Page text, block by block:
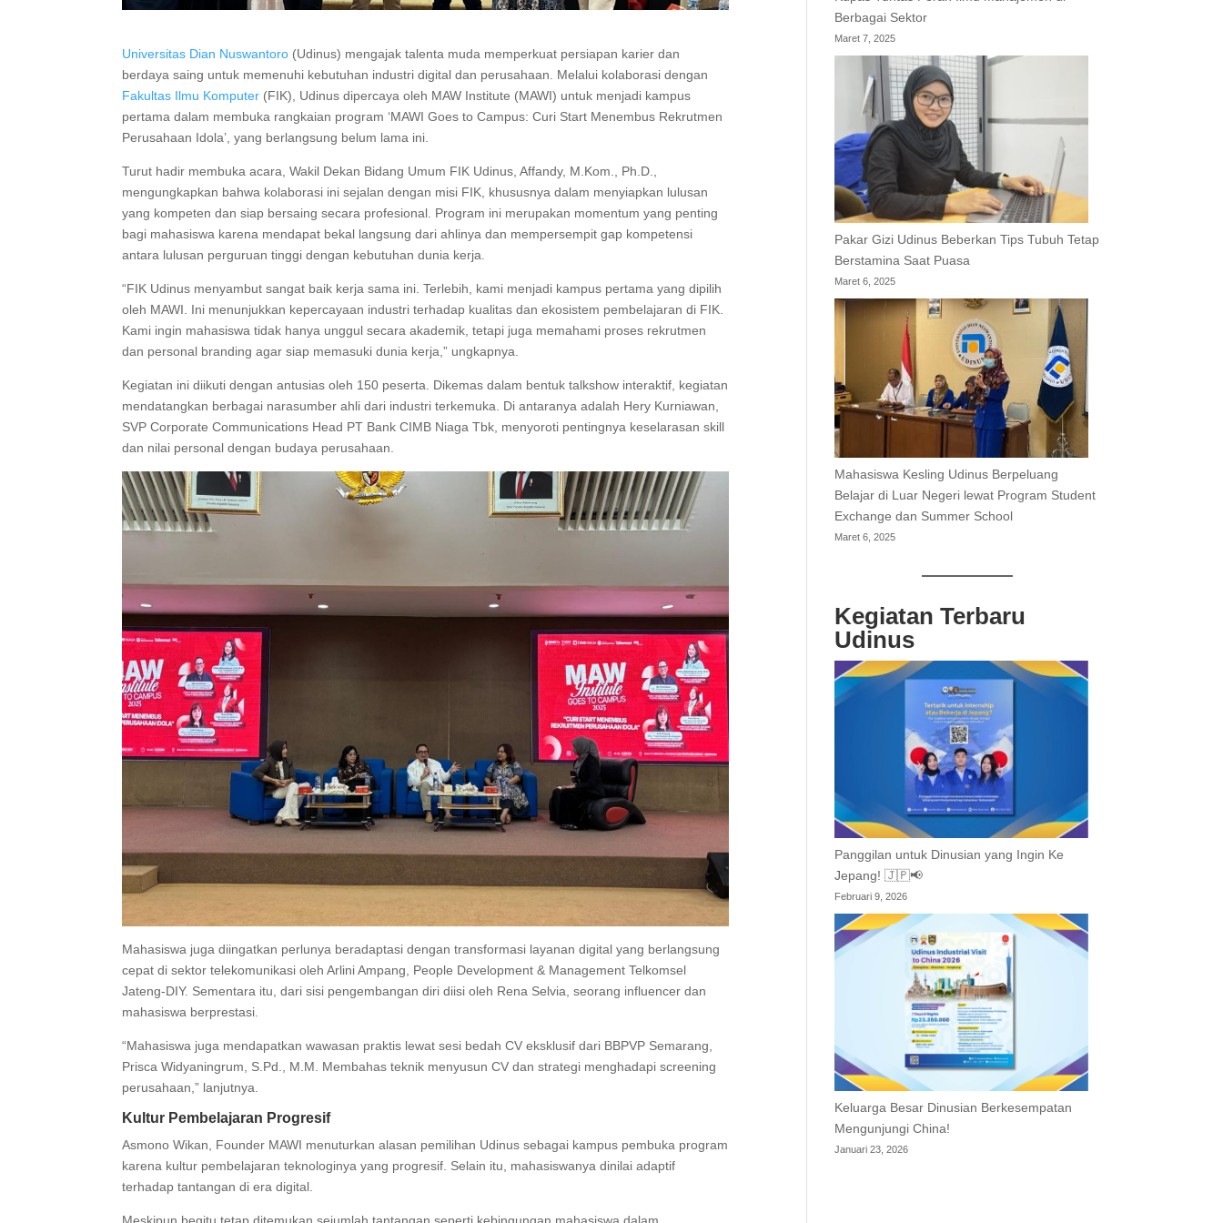
Universitas Dian Nuswantoro (Udinus) mengajak talenta muda memperkuat persiapan karier dan
berdaya saing untuk memenuhi kebutuhan industri digital dan perusahaan. Melalui kolaborasi dengan
Fakultas Ilmu Komputer (FIK), Udinus dipercaya oleh MAW Institute (MAWI) untuk menjadi kampus
pertama dalam membuka rangkaian program ‘MAWI Goes to Campus: Curi Start Menembus Rekrutmen
Perusahaan Idola’, yang berlangsung belum lama ini.
Turut hadir membuka acara, Wakil Dekan Bidang Umum FIK Udinus, Affandy, M.Kom., Ph.D.,
mengungkapkan bahwa kolaborasi ini sejalan dengan misi FIK, khususnya dalam menyiapkan lulusan
yang kompeten dan siap bersaing secara profesional. Program ini merupakan momentum yang penting
bagi mahasiswa karena mendapat bekal langsung dari ahlinya dan mempersempit gap kompetensi
antara lulusan perguruan tinggi dengan kebutuhan dunia kerja.
“FIK Udinus menyambut sangat baik kerja sama ini. Terlebih, kami menjadi kampus pertama yang dipilih
oleh MAWI. Ini menunjukkan kepercayaan industri terhadap kualitas dan ekosistem pembelajaran di FIK.
Kami ingin mahasiswa tidak hanya unggul secara akademik, tetapi juga memahami proses rekrutmen
dan personal branding agar siap memasuki dunia kerja,” ungkapnya.
Kegiatan ini diikuti dengan antusias oleh 150 peserta. Dikemas dalam bentuk talkshow interaktif, kegiatan
mendatangkan berbagai narasumber ahli dari industri terkemuka. Di antaranya adalah Hery Kurniawan,
SVP Corporate Communications Head PT Bank CIMB Niaga Tbk, menyoroti pentingnya keselarasan skill
dan nilai personal dengan budaya perusahaan.
Mahasiswa juga diingatkan perlunya beradaptasi dengan transformasi layanan digital yang berlangsung
cepat di sektor telekomunikasi oleh Arlini Ampang, People Development & Management Telkomsel
Jateng-DIY. Sementara itu, dari sisi pengembangan diri diisi oleh Rena Selvia, seorang influencer dan
mahasiswa berprestasi.
“Mahasiswa juga mendapatkan wawasan praktis lewat sesi bedah CV eksklusif dari BBPVP Semarang,
Prisca Widyaningrum, S.Pd., M.M. Membahas teknik menyusun CV dan strategi menghadapi screening
perusahaan,” lanjutnya.
Kultur Pembelajaran Progresif
Asmono Wikan, Founder MAWI menuturkan alasan pemilihan Udinus sebagai kampus pembuka program
karena kultur pembelajaran teknologinya yang progresif. Selain itu, mahasiswanya dinilai adaptif
terhadap tantangan di era digital.
Meskipun begitu tetap ditemukan sejumlah tantangan seperti kebingungan mahasiswa dalam
Berbagai Sektor
Maret 7, 2025
Pakar Gizi Udinus Beberkan Tips Tubuh Tetap
Berstamina Saat Puasa
Maret 6, 2025
Mahasiswa Kesling Udinus Berpeluang
Belajar di Luar Negeri lewat Program Student
Exchange dan Summer School
Maret 6, 2025
Kegiatan Terbaru
Udinus
Panggilan untuk Dinusian yang Ingin Ke
Jepang! 🇯🇵📢
Februari 9, 2026
Keluarga Besar Dinusian Berkesempatan
Mengunjungi China!
Januari 23, 2026